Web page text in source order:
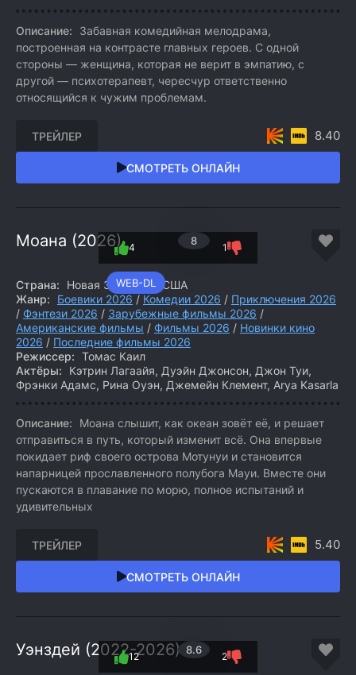
Описание:
Забавная комедийная мелодрама,
построенная на контрасте главных героев. С одной
стороны — женщина, которая не верит в эмпатию, с
другой — психотерапевт, чересчур ответственно
относящийся к чужим проблемам.
СМОТРЕТЬ ОНЛАЙН
ТРЕЙЛЕР 8.40
Моана (2026)
WEB-DL
8
4 1
Страна:
Новая Зеландия, США
Жанр:
Боевики 2026 / Комедии 2026 / Приключения 2026
/ Фэнтези 2026 / Зарубежные фильмы 2026 /
Американские фильмы / Фильмы 2026 / Новинки кино
2026 / Последние фильмы 2026
Режиссер: Томас Каил
Актёры:
Кэтрин Лагаайя, Дуэйн Джонсон, Джон Туи,
Фрэнки Адамс, Рина Оуэн, Джемейн Клемент, Arya Kasarla
Описание:
Моана слышит, как океан зовёт её, и решает
отправиться в путь, который изменит всё. Она впервые
покидает риф своего острова Мотунуи и становится
напарницей прославленного полубога Мауи. Вместе они
пускаются в плавание по морю, полное испытаний и
удивительных
СМОТРЕТЬ ОНЛАЙН
ТРЕЙЛЕР 5.40
Уэнздей (2022-2026) 8.6
12 2